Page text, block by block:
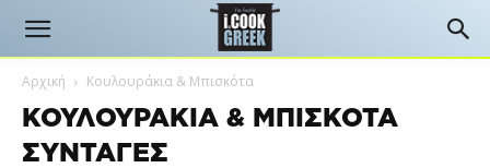
Αρχική Κουλουράκια & Μπισκότα
ΚΟΥΛΟΥΡΆΚΙΑ & ΜΠΙΣΚΌΤΑ
ΣΥΝΤΑΓΈΣ